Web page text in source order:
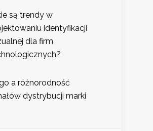
są trendy w
identyfikacji
dla firm
a różnorodność
dystrybucji marki